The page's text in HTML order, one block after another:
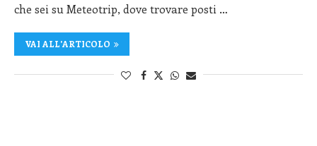
che sei su Meteotrip, dove trovare posti …
VAI ALL'ARTICOLO